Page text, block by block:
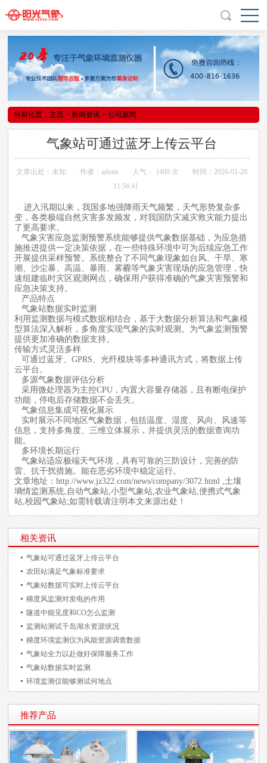
当前位置： 主页 >新闻资讯 > 公司新闻
气象站可通过蓝牙上传云平台
文章出处：未知 作者：admin 人气： 1409 次
时间：2026-01-20
11:56:41
进入汛期以来，我国多地强降雨天气频繁，天气形势复杂多
变，各类极端自然灾害多发频发，对我国防灾减灾救灾能力提出
了更高要求。
气象灾害应急监测预警系统能够提供气象数据基础，为应急措
施推进提供一定决策依据，在一些特殊环境中可为后续应急工作
开展提供采样预警。系统整合了不同气象现象如台风、干旱、寒
潮、沙尘暴、高温、暴雨、雾霾等气象灾害现场的应急管理，快
速组建临时灾区观测网点，确保用户获得准确的气象灾害预警和
应急决策支持。
产品特点
气象站数据实时监测
利用监测数据与模式数据相结合，基于大数据分析算法和气象模
型算法深入解析，多角度实现气象的实时观测。为气象监测预警
提供更加准确的数据支持。
传输方式灵活多样
可通过蓝牙、GPRS、光纤模块等多种通讯方式，将数据上传
云平台。
多源气象数据评估分析
采用微处理器为主控CPU，内置大容量存储器，且有断电保护
功能，停电后存储数据不会丢失。
气象信息集成可视化展示
实时展示不同地区气象数据，包括温度、湿度、风向、风速等
信息，支持多角度、三维立体展示，并提供灵活的数据查询功
能。
多环境长期运行
气象站适应极端天气环境，具有可靠的三防设计，完善的防
雷、抗干扰措施。能在恶劣环境中稳定运行。
文章地址：http://www.jz322.com/news/company/3072.html ,土壤
墒情监测系统,自动气象站,小型气象站,农业气象站,便携式气象
站,校园气象站;如需转载请注明本文来源出处！
相关资讯
气象站可通过蓝牙上传云平台
农田站满足气象标准要求
气象站数据可实时上传云平台
梯度风监测对发电的作用
隧道中能见度和CO怎么监测
监测站测试千岛湖水资源状况
梯度环境监测仪为风能资源调查数据
气象站全力以赴做好保障服务工作
气象站数据实时监测
环境监测仪能够测试何地点
推荐产品